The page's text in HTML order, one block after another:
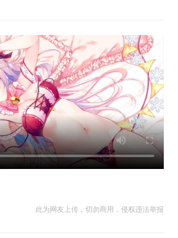
此为网友上传，切勿商用，侵权违法举报